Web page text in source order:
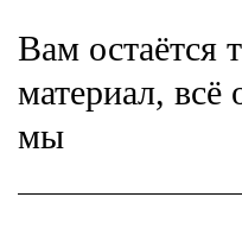
Вам остаётся
материал, всё
мы